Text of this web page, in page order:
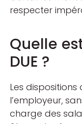
respecter
Quelle
DUE ?
Les dispositions
l’employeur,
charge des